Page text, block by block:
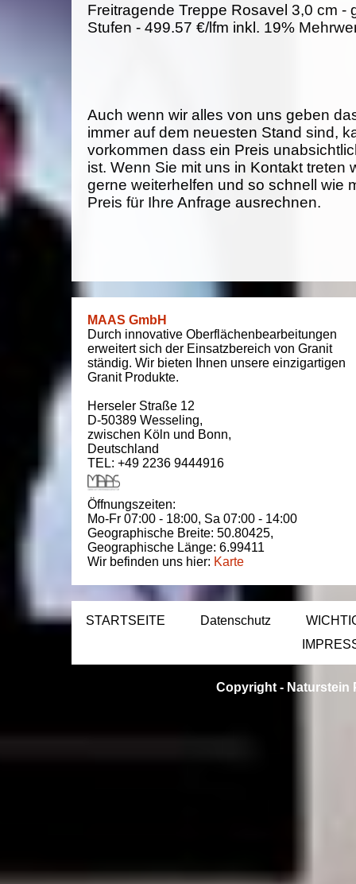
Freitragende Treppe Rosavel 3,0 cm -
Stufen - 499.57 €/lfm inkl. 19%
Auch wenn wir alles von uns geben
immer auf dem neuesten Stand sind,
vorkommen dass ein Preis
ist. Wenn Sie mit uns in Kontakt treten
gerne weiterhelfen und so schnell wie
Preis für Ihre Anfrage ausrechnen.
MAAS GmbH
Durch innovative Oberflächenbearbeitungen
erweitert sich der Einsatzbereich von Granit
ständig. Wir bieten Ihnen unsere einzigartigen
Granit Produkte.
Herseler Straße 12
D-50389 Wesseling,
zwischen Köln und Bonn,
Deutschland
TEL: +49 2236 9444916
Öffnungszeiten:
Mo-Fr 07:00 - 18:00, Sa 07:00 - 14:00
Geographische Breite: 50.80425,
Geographische Länge: 6.99411
Wir befinden uns hier: Karte
STARTSEITE Datenschutz
Copyright - Naturstein